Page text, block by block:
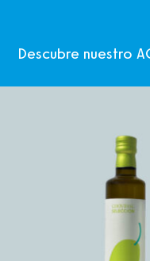
Descubre nuestro